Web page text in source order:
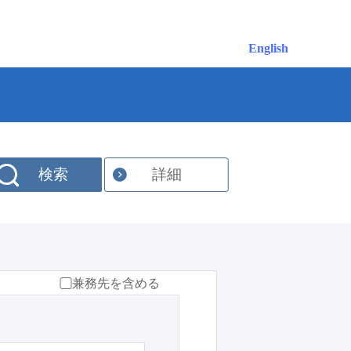
English
検索 詳細
兼務先を含める